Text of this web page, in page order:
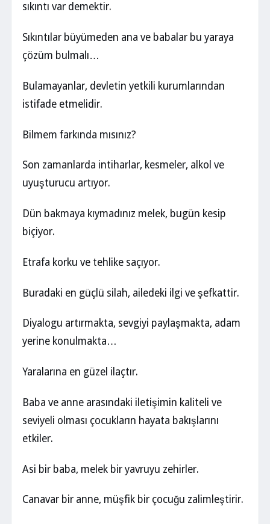
sıkıntı var demektir.
Sıkıntılar büyümeden ana ve babalar bu yaraya
çözüm bulmalı…
Bulamayanlar, devletin yetkili kurumlarından
istifade etmelidir.
Bilmem farkında mısınız?
Son zamanlarda intiharlar, kesmeler, alkol ve
uyuşturucu artıyor.
Dün bakmaya kıymadınız melek, bugün kesip
biçiyor.
Etrafa korku ve tehlike saçıyor.
Buradaki en güçlü silah, ailedeki ilgi ve şefkattir.
Diyalogu artırmakta, sevgiyi paylaşmakta, adam
yerine konulmakta…
Yaralarına en güzel ilaçtır.
Baba ve anne arasındaki iletişimin kaliteli ve
seviyeli olması çocukların hayata bakışlarını
etkiler.
Asi bir baba, melek bir yavruyu zehirler.
Canavar bir anne, müşfik bir çocuğu zalimleştirir.